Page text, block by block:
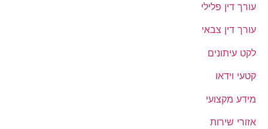
עורך דין פלילי
עורך דין צבאי
לקט עיתונים
קטעי וידאו
מידע מקצועי
אזורי שירות